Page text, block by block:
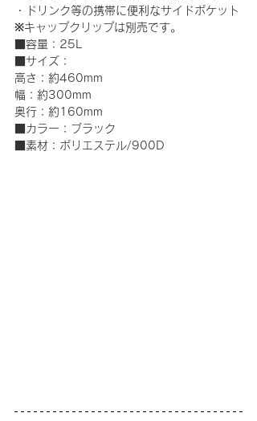
・ドリンク等の携帯に便利なサイドポケット
※キャップクリップは別売です。
■容量：25L
■サイズ：
高さ：約460mm
幅：約300mm
奥行：約160mm
■カラー：ブラック
■素材：ポリエステル/900D